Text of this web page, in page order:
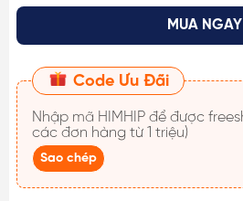
MUA NGAY
Code Ưu Đãi
Nhập mã HIMHIP
các đơn hàng từ 1 triệu)
Sao chép